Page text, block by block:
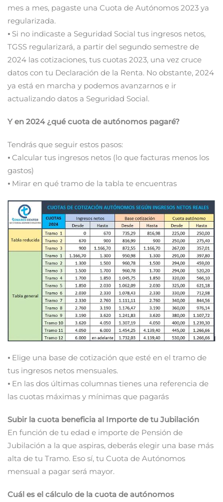
mes a mes, pagaste una Cuota de Autónomos 2023 ya
regularizada.
⦁ Si no indicaste a Seguridad Social tus ingresos netos,
TGSS regularizará, a partir del segundo semestre de
2024 las cotizaciones, tus cuotas 2023, una vez cruce
datos con tu Declaración de la Renta. No obstante, 2024
ya está en marcha y podemos avanzarnos e ir
actualizando datos a Seguridad Social.
Y en 2024 ¿qué cuota de autónomos pagaré?
Tendrás que seguir estos pasos:
⦁ Calcular tus ingresos netos (lo que facturas menos los
gastos)
⦁ Mirar en qué tramo de la tabla te encuentras
⦁ Elige una base de cotización que esté en el tramo de
tus ingresos netos mensuales.
⦁ En las dos últimas columnas tienes una referencia de
las cuotas máximas y mínimas que pagarás
Subir la cuota beneficia al Importe de tu Jubilación
En función de tu edad e importe de Pensión de
Jubilación a la que aspiras, deberás elegir una base más
alta de tu Tramo. Eso sí, tu Cuota de Autónomos
mensual a pagar será mayor.
Cuál es el cálculo de la cuota de autónomos